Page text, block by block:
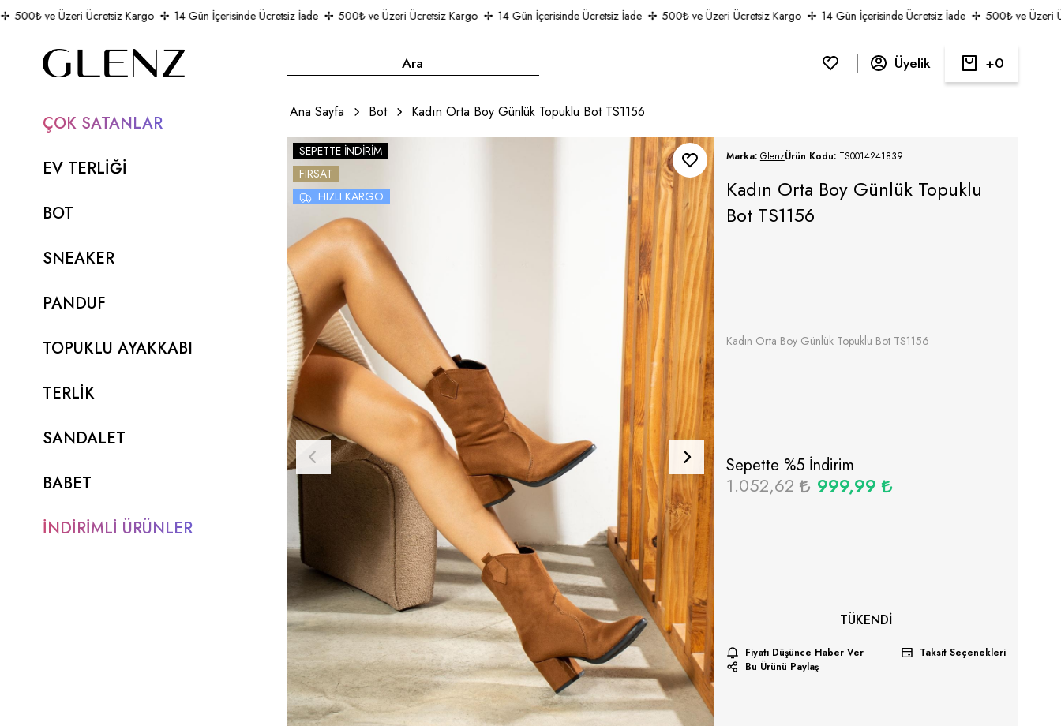
ve Üzeri Ücretsiz Kargo 14 Gün İçerisinde Ücretsiz İade 500₺ ve Üzeri Ücretsiz Kargo 14 Gün İçerisinde Ücretsiz İade 500₺ ve Üzeri Ücretsiz Kargo 14 Gün İçerisinde Ücretsiz İade 500₺ ve Üzeri
Üyelik 0
ÇOK SATANLAR
EV TERLİĞİ
BOT
SNEAKER
PANDUF
TOPUKLU AYAKKABI
TERLİK
SANDALET
BABET
İNDİRİMLİ ÜRÜNLER
Ana Sayfa Bot Kadın Orta Boy Günlük Topuklu Bot TS1156
SEPETTE İNDIRIM
FIRSAT
HIZLI KARGO
Marka: GlenzÜrün Kodu: TS0014241839
Kadın Orta Boy Günlük Topuklu
Bot TS1156
Kadın Orta Boy Günlük Topuklu Bot TS1156
Sepette %5İndirim
1.052,62 999,99
TÜKENDI
Fiyatı Düşünce Haber Ver
Taksit Seçenekleri
Bu Ürünü Paylaş